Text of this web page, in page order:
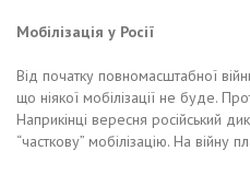
Мобілізація у Росії
Від початку повномасштабної
що ніякої мобілізації не буде.
Наприкінці вересня російський
“часткову” мобілізацію. На війну